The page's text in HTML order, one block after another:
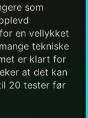
som
en vellykket
tekniske
er klart for
at det kan
20 tester før